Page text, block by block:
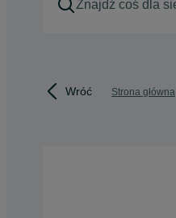
Wróć Strona główna